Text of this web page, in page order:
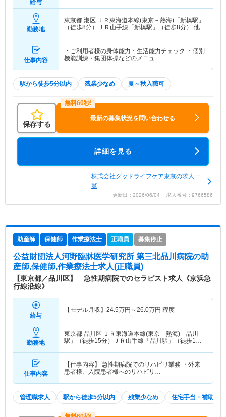
給与
勤務地
東京都 港区 ＪＲ東海道本線(東京－熱海)「新橋駅」
（徒歩8分）ＪＲ山手線「新橋駅」（徒歩8分） 他
仕事内容
・ご利用者様の身体能力・生活能力チェック ・個別
機能訓練・集団体操などのメニュ…
駅から徒歩5分以内 残業少なめ 夏～秋入職可
保存する
最新の募集状況を問い合わせる
詳細を見る
株式会社グッドライフケア東京の求人一
覧
更新日：2026/06/04 求人番号：9766586
助産師 保健師 作業療法士 正職員 募集停止
公益財団法人河野臨牀医学研究所 第三北品川病院の助
産師,保健師,作業療法士求人(正職員)
【東京都／品川区】 急性期病院でのセラピスト求人《京浜急
行線沿線》
給与
【モデル月収】 24.5万円～26.0万円 程度
勤務地
東京都 品川区 ＪＲ東海道本線(東京－熱海)「品川
駅」（徒歩15分）ＪＲ山手線「品川駅」（徒歩15
仕事内容
【仕事内容】 急性期病院でのリハビリ業務 ・外来
患者様、入院患者様へのリハビリ…
管理職求人 駅から徒歩5分以内 残業少なめ 住宅手当・補助